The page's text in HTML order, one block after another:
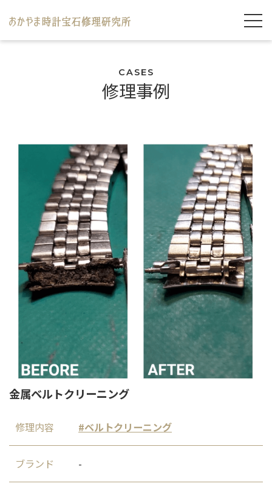
CASES
修理事例
金属ベルトクリーニング
修理内容 ベルトクリーニング
ブランド -